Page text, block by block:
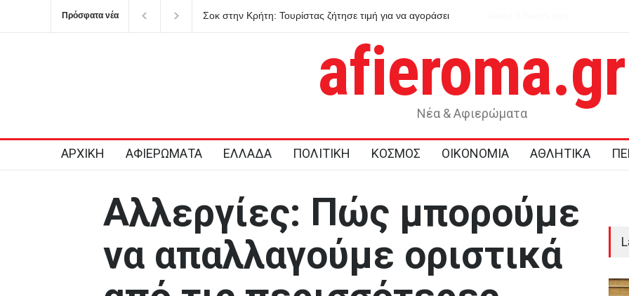
Πρόσφατα νέα
Σοκ στην Κρήτη: Τουρίστας ζήτησε τιμή για να αγοράσει
Η Χιροσίμα μέσα από τα
afieroma.gr
Νέα & Αφιερώματα
ΑΡΧΙΚΗ ΑΦΙΕΡΩΜΑΤΑ ΕΛΛΑΔΑ ΠΟΛΙΤΙΚΗ ΚΟΣΜΟΣ ΟΙΚΟΝΟΜΙΑ ΑΘΛΗΤΙΚΑ
Αλλεργίες: Πώς μπορούμε
να απαλλαγούμε οριστικά